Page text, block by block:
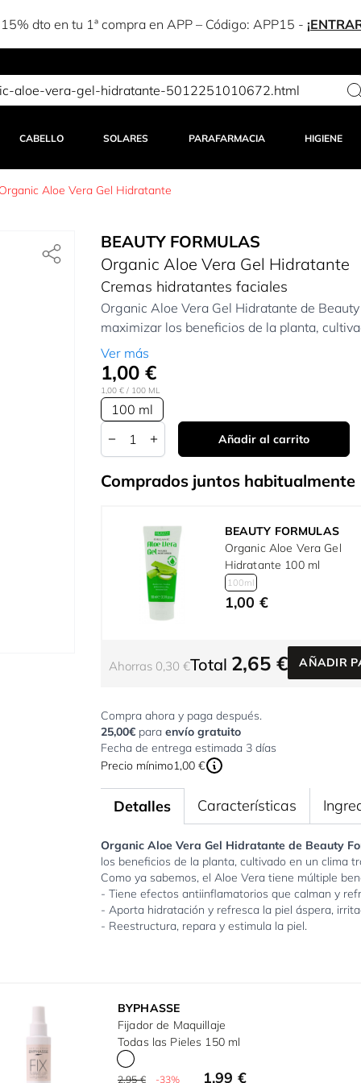
dto en tu 1ª compra en APP – Código: APP15 -
CABELLO SOLARES PARAFARMACIA HIGIENE
Aloe Vera Gel Hidratante
BEAUTY FORMULAS
Organic Aloe Vera Gel Hidratante
Cremas hidratantes faciales
Organic Aloe Vera Gel Hidratante de
maximizar los beneficios de la planta,
Ver más
1,00 €
1,00 €/ 100 ML
100 ml
Cantidad
Añadir al carrito
Comprados juntos habitualmente
BEAUTY FORMULAS
Organic Aloe Vera Gel
Hidratante 100 ml
100ml
1,00 €
Ahorras 0,30 €Total 2,65 € AÑADIR
Compra ahora y paga después.
25,00€ para envío gratuito
Fecha de entrega estimada 3 días
Precio mínimo1,00 €
Detalles
Organic Aloe Vera Gel Hidratante de Beauty
los beneficios de la planta, cultivado en un clima
Como ya sabemos, el Aloe Vera tiene múltiple
- Tiene efectos antiinflamatorios que calman y
- Aporta hidratación y refresca la piel áspera,
- Reestructura, repara y estimula la piel.
Características
BYPHASSE
Fijador de Maquillaje
Todas las Pieles 150 ml
2,95 € -33% 1,99 €